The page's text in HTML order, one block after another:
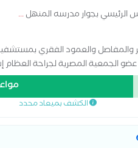
بجوار مدرسه المنهل...
والمفاصل والعمود الفقري
الجمعية المصرية لجراحة العظام
الكشف بميعاد محدد